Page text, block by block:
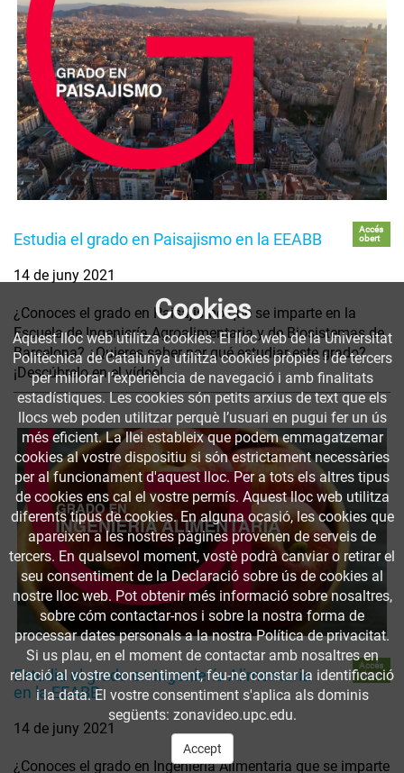
Estudia el grado en Paisajismo en la EEABB
Accés
obert
14 de juny 2021
¿Conoces el grado en Paisajismo que se imparte en la
Escuela de Ingeniería Agroalimentaria y de Biosistemas de
Barcelona? ¿Quieres saber por qué estudiar este grado?
¡Descúbrelo en el vídeo!
Estudia el grado en Ingeniería Alimentaria
en la EEABB
Accés
obert
14 de juny 2021
¿Conoces el grado en Ingeniería Alimentaria que se imparte
Cookies
Aquest lloc web utilitza cookies. El lloc web de la Universitat
Politècnica de Catalunya utilitza cookies pròpies i de tercers
per millorar l’experiència de navegació i amb finalitats
estadístiques. Les cookies són petits arxius de text que els
llocs web poden utilitzar perquè l’usuari en pugui fer un ús
més eficient. La llei estableix que podem emmagatzemar
cookies al vostre dispositiu si són estrictament necessàries
per al funcionament d'aquest lloc. Per a tots els altres tipus
de cookies ens cal el vostre permís. Aquest lloc web utilitza
diferents tipus de cookies. En alguna ocasió, les cookies que
apareixen a les nostres pàgines provenen de serveis de
tercers. En qualsevol moment, vostè podrà canviar o retirar el
seu consentiment de la Declaració sobre ús de cookies al
nostre lloc web. Pot obtenir més informació sobre nosaltres,
sobre cóm contactar-nos i sobre la nostra forma de
processar dates personals a la nostra Política de privacitat.
Si us plau, en el moment de contactar amb nosaltres en
relació al vostre consentiment, feu-ne constar la identificació
i la data. El vostre consentiment s'aplica als dominis
següents: zonavideo.upc.edu.
Accept